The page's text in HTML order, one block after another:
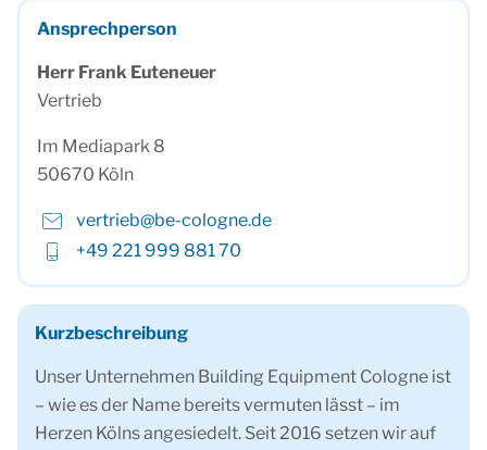
Ansprechperson
Herr Frank Euteneuer
Vertrieb
Im Mediapark 8
50670 Köln
vertrieb@be-cologne.de
+49 221 999 881 70
Kurzbeschreibung
Unser Unternehmen Building Equipment Cologne ist
– wie es der Name bereits vermuten lässt – im
Herzen Kölns angesiedelt. Seit 2016 setzen wir auf